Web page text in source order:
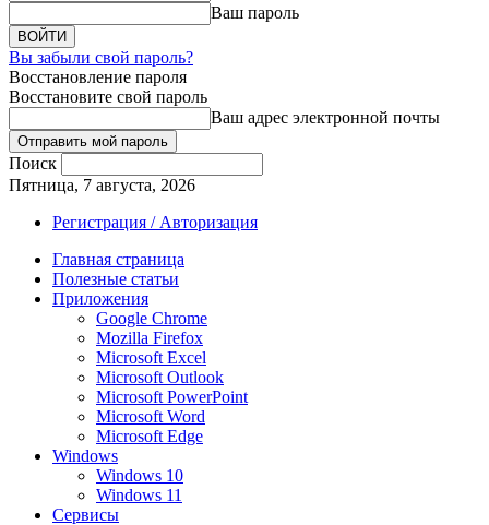
Ваш пароль
Вы забыли свой пароль?
Восстановление пароля
Восстановите свой пароль
Ваш адрес электронной почты
Поиск
Пятница, 7 августа, 2026
Регистрация / Авторизация
Главная страница
Полезные статьи
Приложения
Google Chrome
Mozilla Firefox
Microsoft Excel
Microsoft Outlook
Microsoft PowerPoint
Microsoft Word
Microsoft Edge
Windows
Windows 10
Windows 11
Сервисы